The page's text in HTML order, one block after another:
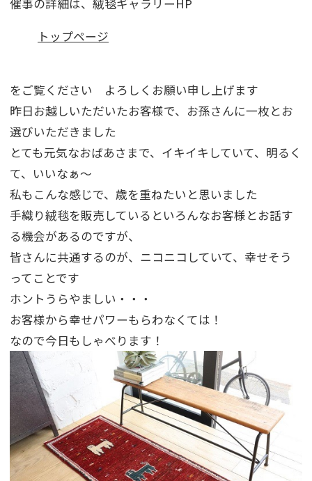
催事の詳細は、絨毯ギャラリーHP
トップページ
をご覧ください よろしくお願い申し上げます
昨日お越しいただいたお客様で、お孫さんに一枚とお
選びいただきました
とても元気なおばあさまで、イキイキしていて、明るく
て、いいなぁ～
私もこんな感じで、歳を重ねたいと思いました
手織り絨毯を販売しているといろんなお客様とお話す
る機会があるのですが、
皆さんに共通するのが、ニコニコしていて、幸せそう
ってことです
ホントうらやましい・・・
お客様から幸せパワーもらわなくては！
なので今日もしゃべります！